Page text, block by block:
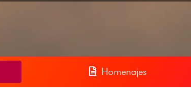
Homenajes